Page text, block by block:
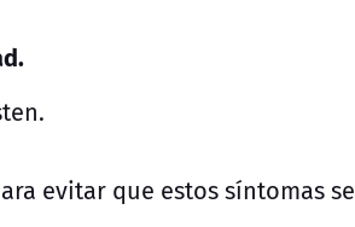
evitar que estos síntomas se